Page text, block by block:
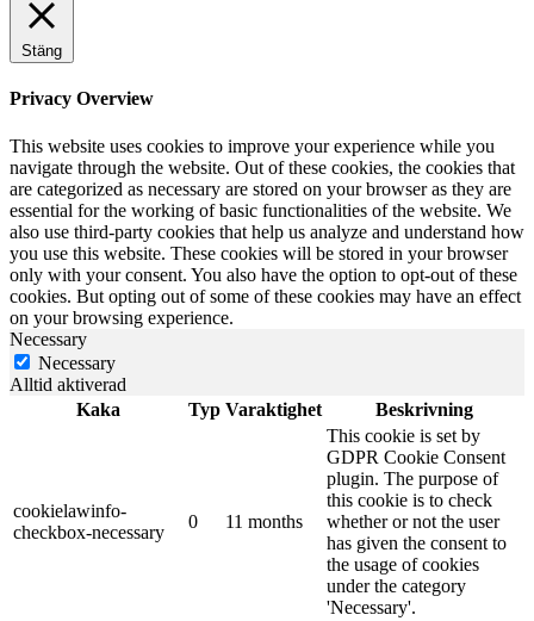
Stäng
Privacy Overview
This website uses cookies to improve your experience while you
navigate through the website. Out of these cookies, the cookies that
are categorized as necessary are stored on your browser as they are
essential for the working of basic functionalities of the website. We
also use third-party cookies that help us analyze and understand how
you use this website. These cookies will be stored in your browser
only with your consent. You also have the option to opt-out of these
cookies. But opting out of some of these cookies may have an effect
on your browsing experience.
Necessary
Necessary
Alltid aktiverad
Kaka
Typ Varaktighet Beskrivning
cookielawinfo-
checkbox-necessary
0 11 months
This cookie is set by
GDPR Cookie Consent
plugin. The purpose of
this cookie is to check
whether or not the user
has given the consent to
the usage of cookies
under the category
'Necessary'.